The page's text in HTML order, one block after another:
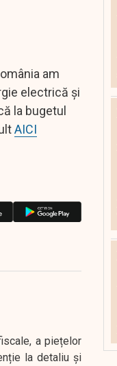
am
electrică și
la bugetul
AICI
a piețelor
la detaliu și